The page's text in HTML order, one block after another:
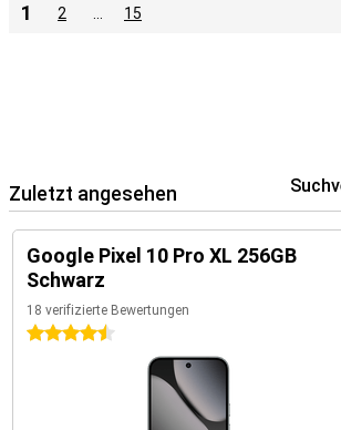
1 2 15
Zuletzt angesehen
Google Pixel 10 Pro XL 256GB
Schwarz
18 verifizierte Bewertungen
4.5 Sterne